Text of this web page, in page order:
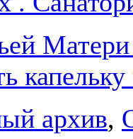
архив,